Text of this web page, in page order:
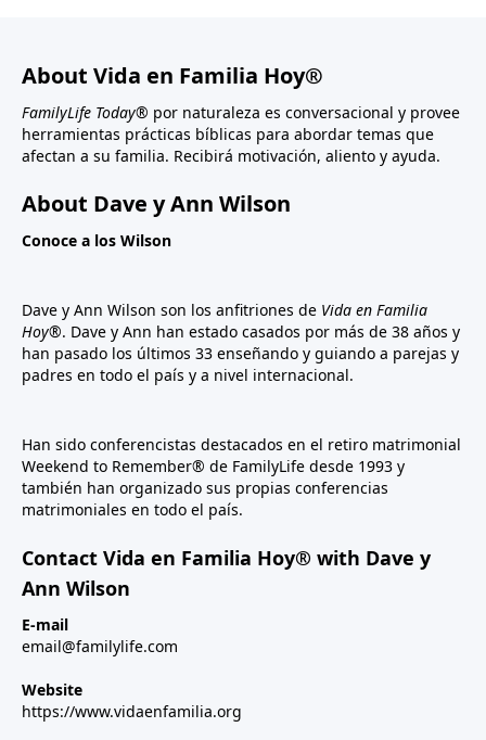
About Vida en Familia Hoy®
FamilyLife Today® por naturaleza es conversacional y provee
herramientas prácticas bíblicas para abordar temas que
afectan a su familia. Recibirá motivación, aliento y ayuda.
About Dave y Ann Wilson
Conoce a los Wilson
Dave y Ann Wilson son los anfitriones de Vida en Familia
Hoy®. Dave y Ann han estado casados por más de 38 años y
han pasado los últimos 33 enseñando y guiando a parejas y
padres en todo el país y a nivel internacional.
Han sido conferencistas destacados en el retiro matrimonial
Weekend to Remember® de FamilyLife desde 1993 y
también han organizado sus propias conferencias
matrimoniales en todo el país.
Contact Vida en Familia Hoy® with Dave y
Ann Wilson
E-mail
email@familylife.com
Website
https://www.vidaenfamilia.org